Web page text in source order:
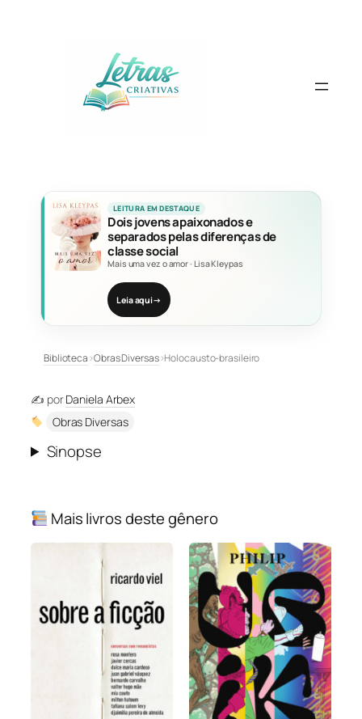
LEITURA EM DESTAQUE
Dois jovens apaixonados e
separados pelas diferenças de
classe social
Mais uma vez o amor· Lisa Kleypas
Leia aqui→
Biblioteca›Obras Diversas›Holocausto-brasileiro
✍️ porDaniela Arbex
Obras Diversas
Sinopse
Mais livros deste gênero